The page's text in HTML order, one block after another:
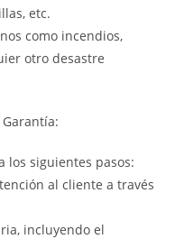
etc.
como incendios,
otro desastre
los siguientes pasos:
al cliente a través
incluyendo el